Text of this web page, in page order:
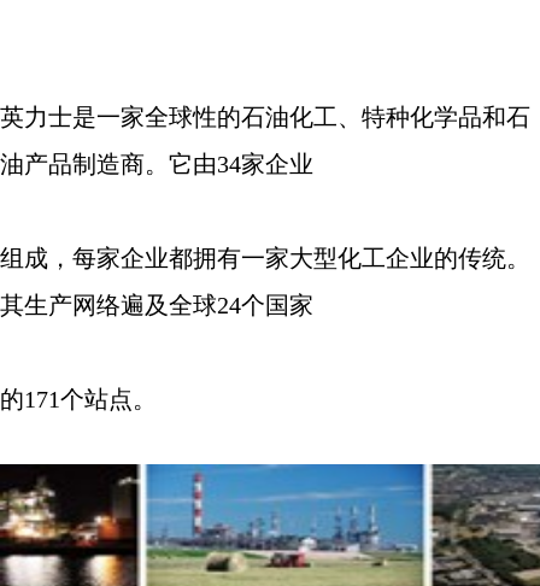
英力士是一家全球性的石油化工、特种化学品和石
油产品制造商。它由34家企业
组成，每家企业都拥有一家大型化工企业的传统。
其生产网络遍及全球24个国家
的171个站点。